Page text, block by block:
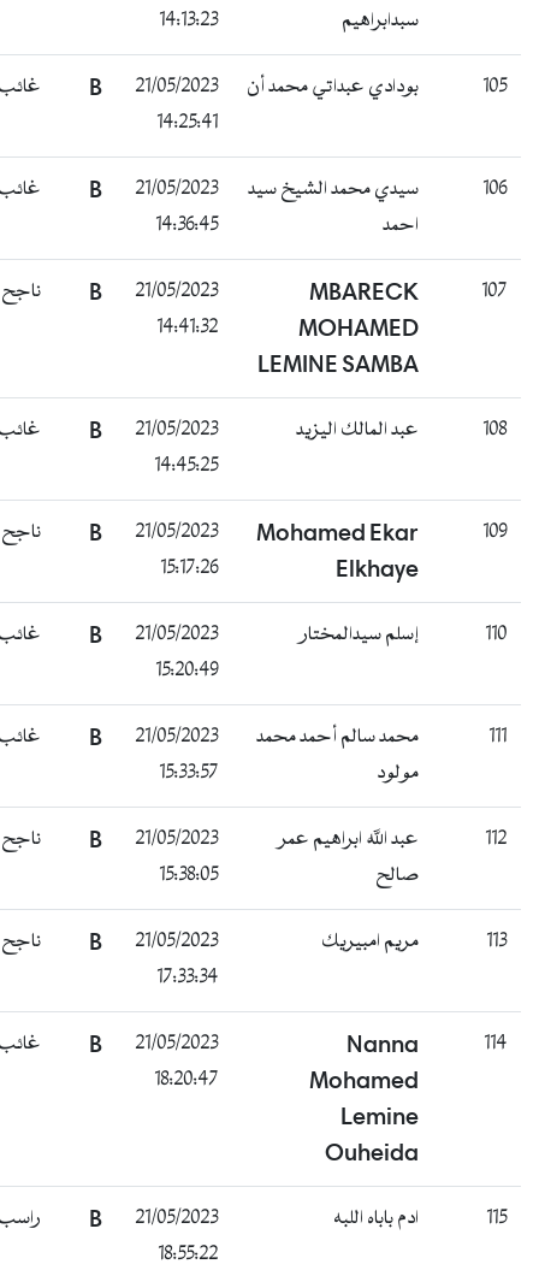
سبدابراهيم
14:13:23
105 بودادي عبداتي محمد أن
21/05/2023
14:25:41
غائب
106
سيدي محمد الشيخ سيد
احمد
21/05/2023
14:36:45
غائب
107
MBARECK
MOHAMED
LEMINE SAMBA
21/05/2023
14:41:32
ناجح
108 عبد المالك اليزيد
21/05/2023
14:45:25
غائب
109
Mohamed Ekar
Elkhaye
21/05/2023
15:17:26
ناجح
110 إسلم سيدالمختار
21/05/2023
15:20:49
غائب
محمد سالم أحمد محمد
مولود
21/05/2023
15:33:57
غائب
112
عبد الله ابراهيم عمر
صالح
21/05/2023
15:38:05
ناجح
113 مريم امبيريك
21/05/2023
17:33:34
ناجح
114
Nanna
Mohamed
Lemine
Ouheida
21/05/2023
18:20:47
غائب
115 ادم باباه اللبه
21/05/2023
18:55:22
راسب